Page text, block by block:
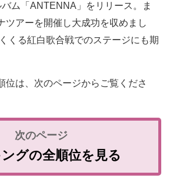
ム「ANTENNA」をリリース。ま
ツアーを開催し大成功を収めまし
くる紅白歌合戦でのステージにも期
は、次のページからご覧くださ
グの全順位を見る